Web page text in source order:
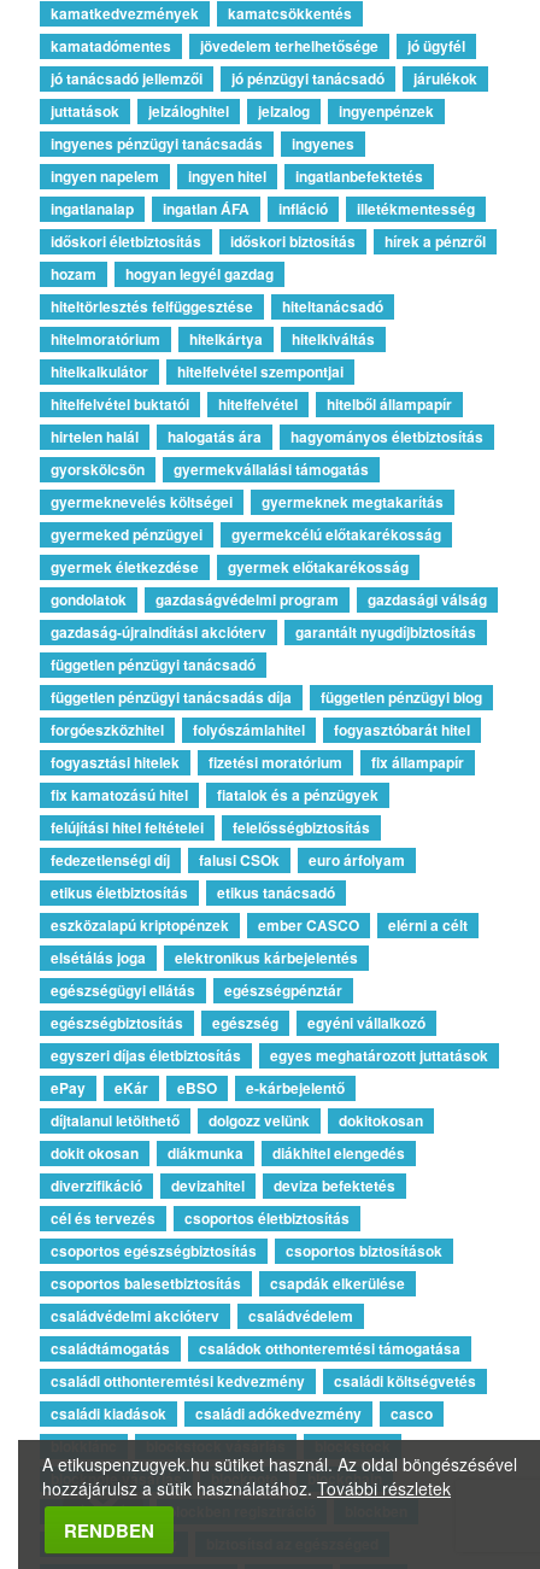
kamatkedvezmények
kamatcsökkentés
kamatadómentes
jövedelem terhelhetősége
jó ügyfél
jó tanácsadó jellemzői
jó pénzügyi tanácsadó
járulékok
juttatások
jelzáloghitel jelzalog
ingyenpénzek
ingyenes pénzügyi tanácsadás
ingyenes
ingyen napelem
ingyen hitel
ingatlanbefektetés
ingatlanalap
ingatlan ÁFA infláció
illetékmentesség
időskori életbiztosítás
időskori biztosítás
hírek a pénzről
hozam
hogyan legyél gazdag
hiteltörlesztés felfüggesztése
hiteltanácsadó
hitelmoratórium
hitelkártya
hitelkiváltás
hitelkalkulátor
hitelfelvétel szempontjai
hitelfelvétel buktatói
hitelfelvétel
hitelből állampapír
hirtelen halál
halogatás ára
hagyományos életbiztosítás
gyorskölcsön
gyermekvállalási támogatás
gyermeknevelés költségei
gyermeknek megtakarítás
gyermeked pénzügyei
gyermekcélú előtakarékosság
gyermek életkezdése
gyermek előtakarékosság
gondolatok
gazdaságvédelmi program
gazdasági válság
gazdaság-újraindítási akcióterv
garantált nyugdíjbiztosítás
független pénzügyi tanácsadó
független pénzügyi tanácsadás díja
független pénzügyi blog
forgóeszközhitel
folyószámlahitel
fogyasztóbarát hitel
fogyasztási hitelek
fizetési moratórium
fix állampapír
fix kamatozású hitel
fiatalok és a pénzügyek
felújítási hitel feltételei
felelősségbiztosítás
fedezetlenségi díj
falusi CSOk
euro árfolyam
etikus életbiztosítás
etikus tanácsadó
eszközalapú kriptopénzek
ember CASCO
elérni a célt
elsétálás joga
elektronikus kárbejelentés
egészségügyi ellátás
egészségpénztár
egészségbiztosítás
egészség
egyéni vállalkozó
egyszeri díjas életbiztosítás
egyes meghatározott juttatások
ePay
eKár eBSO
e-kárbejelentő
díjtalanul letölthető
dolgozz velünk
dokitokosan
dokit okosan
diákmunka
diákhitel elengedés
diverzifikáció
devizahitel
deviza befektetés
cél és tervezés
csoportos életbiztosítás
csoportos egészségbiztosítás
csoportos biztosítások
csoportos balesetbiztosítás
csapdák elkerülése
családvédelmi akcióterv
családvédelem
családtámogatás
családok otthonteremtési támogatása
családi otthonteremtési kedvezmény
családi költségvetés
családi kiadások
családi adókedvezmény
casco
blokklánc
blockstock vásárlás
blockstock
blocknote vásárlás
blocknote
blockchain
blockbenpay
blockben regisztráció
biztosítási törvény
A etikuspenzugyek.hu sütiket használ. Az oldal böngészésével
hozzájárulsz a sütik használatához. További részletek
RENDBEN